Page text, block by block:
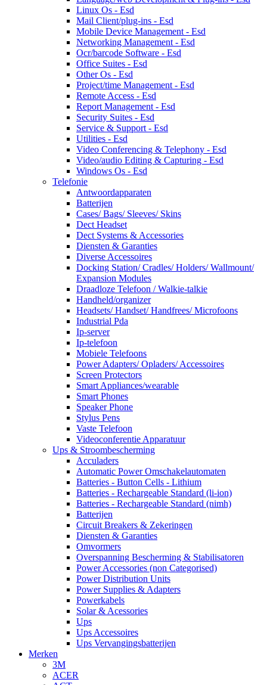
Linux Os - Esd
Mail Client/plug-ins - Esd
Mobile Device Management - Esd
Networking Management - Esd
Ocr/barcode Software - Esd
Office Suites - Esd
Other Os - Esd
Project/time Management - Esd
Remote Access - Esd
Report Management - Esd
Security Suites - Esd
Service & Support - Esd
Utilities - Esd
Video Conferencing & Telephony - Esd
Video/audio Editing & Capturing - Esd
Windows Os - Esd
Telefonie
Antwoordapparaten
Batterijen
Cases/ Bags/ Sleeves/ Skins
Dect Headset
Dect Systems & Accessories
Diensten & Garanties
Diverse Accessoires
Docking Station/ Cradles/ Holders/ Wallmount/
Expansion Modules
Draadloze Telefoon / Walkie-talkie
Handheld/organizer
Headsets/ Handset/ Handfrees/ Microfoons
Industrial Pda
Ip-server
Ip-telefoon
Mobiele Telefoons
Power Adapters/ Opladers/ Accessoires
Screen Protectors
Smart Appliances/wearable
Smart Phones
Speaker Phone
Stylus Pens
Vaste Telefoon
Videoconferentie Apparatuur
Ups & Stroombescherming
Acculaders
Automatic Power Omschakelautomaten
Batteries - Button Cells - Lithium
Batteries - Rechargeable Standard (li-ion)
Batteries - Rechargeable Standard (nimh)
Batterijen
Circuit Breakers & Zekeringen
Diensten & Garanties
Omvormers
Overspanning Bescherming & Stabilisatoren
Power Accessories (non Categorised)
Power Distribution Units
Power Supplies & Adapters
Powerkabels
Solar & Acessories
Ups
Ups Accessoires
Ups Vervangingsbatterijen
Merken
3M
ACER